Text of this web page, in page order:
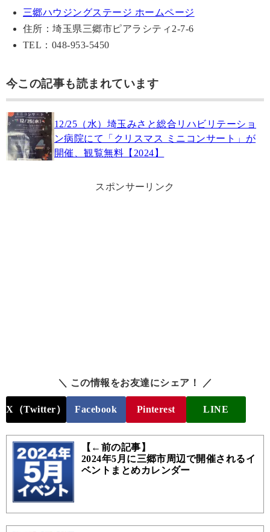
三郷ハウジングステージ ホームページ
住所：埼玉県三郷市ピアラシティ2-7-6
TEL：048-953-5450
今この記事も読まれています
12/25（水）埼玉みさと総合リハビリテーショ
ン病院にて「クリスマス ミニコンサート」が
開催、観覧無料【2024】
スポンサーリンク
＼ この情報をお友達にシェア！ ／
X（Twitter） Facebook Pinterest LINE
【←前の記事】
2024年5月に三郷市周辺で開催されるイ
ベントまとめカレンダー